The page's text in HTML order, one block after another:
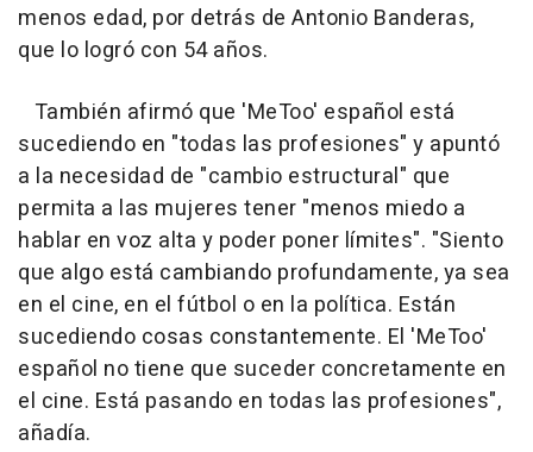
menos edad, por detrás de Antonio Banderas,
que lo logró con 54 años.
También afirmó que 'MeToo' español está
sucediendo en "todas las profesiones" y apuntó
a la necesidad de "cambio estructural" que
permita a las mujeres tener "menos miedo a
hablar en voz alta y poder poner límites". "Siento
que algo está cambiando profundamente, ya sea
en el cine, en el fútbol o en la política. Están
sucediendo cosas constantemente. El 'MeToo'
español no tiene que suceder concretamente en
el cine. Está pasando en todas las profesiones",
añadía.